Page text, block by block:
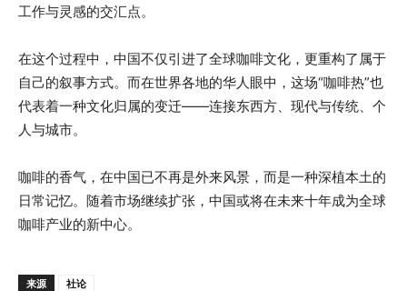
工作与灵感的交汇点。
在这个过程中，中国不仅引进了全球咖啡文化，更重构了属于
自己的叙事方式。而在世界各地的华人眼中，这场“咖啡热”也
代表着一种文化归属的变迁——连接东西方、现代与传统、个
人与城市。
咖啡的香气，在中国已不再是外来风景，而是一种深植本土的
日常记忆。随着市场继续扩张，中国或将在未来十年成为全球
咖啡产业的新中心。
来源 社论